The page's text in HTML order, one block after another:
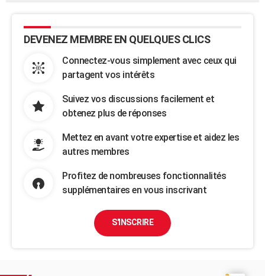
DEVENEZ MEMBRE EN QUELQUES CLICS
Connectez-vous simplement avec ceux qui
partagent vos intérêts
Suivez vos discussions facilement et
obtenez plus de réponses
Mettez en avant votre expertise et aidez les
autres membres
Profitez de nombreuses fonctionnalités
supplémentaires en vous inscrivant
S'INSCRIRE